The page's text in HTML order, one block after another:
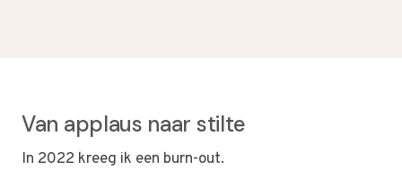
Van applaus naar stilte
In 2022 kreeg ik een burn-out.